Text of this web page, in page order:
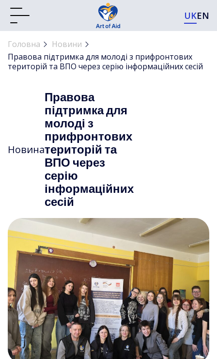
UKEN
Головна
Новини
Правова підтримка для молоді з прифронтових
територій та ВПО через серію інформаційних сесій
Новина
Правова
підтримка для
молоді з
прифронтових
територій та
ВПО через
серію
інформаційних
сесій